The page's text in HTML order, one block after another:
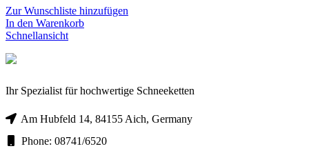
Zur Wunschliste hinzufügen
In den Warenkorb
Schnellansicht
Ihr Spezialist für hochwertige Schneeketten
Am Hubfeld 14, 84155 Aich, Germany
Phone: 08741/6520